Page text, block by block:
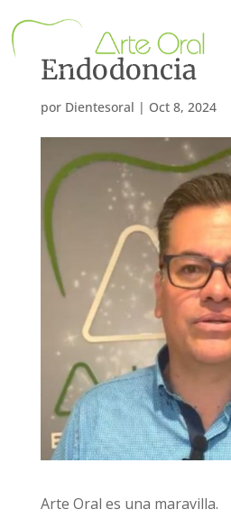
Endodoncia
por Dientesoral | Oct 8, 2024
Arte Oral es una maravilla.